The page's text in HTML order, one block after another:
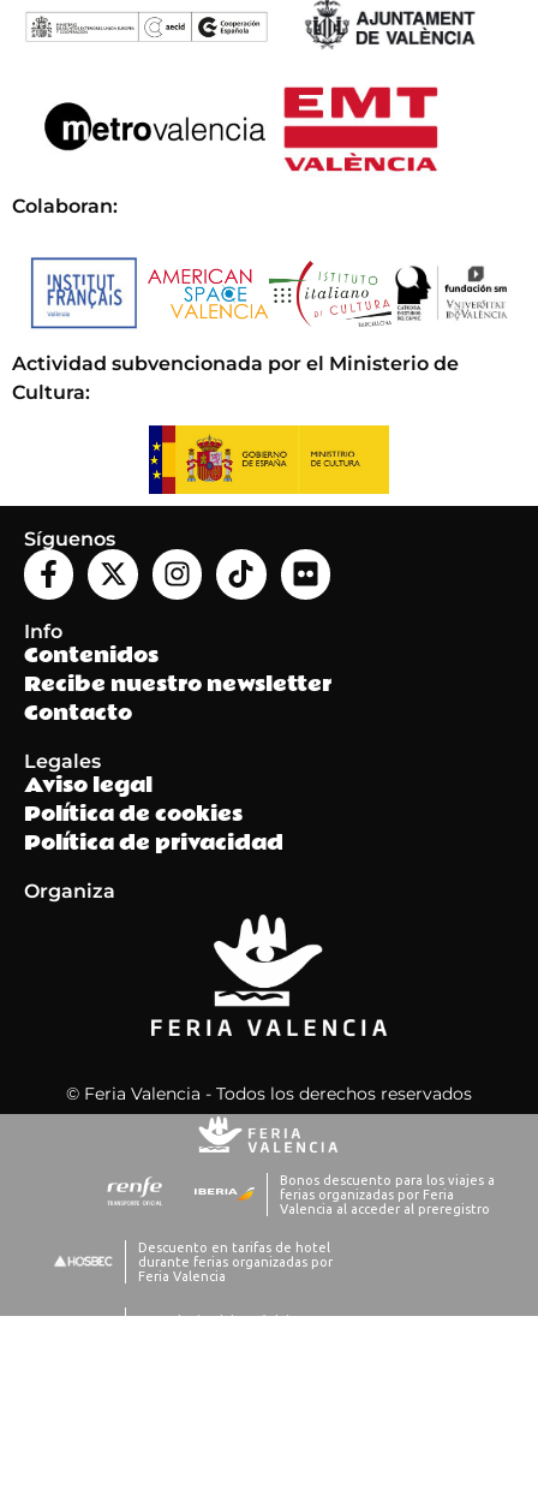
Colaboran:
Actividad subvencionada por el Ministerio de
Cultura:
Síguenos
Info
Contenidos
Recibe nuestro newsletter
Contacto
Legales
Aviso legal
Política de cookies
Política de privacidad
Organiza
© Feria Valencia - Todos los derechos reservados